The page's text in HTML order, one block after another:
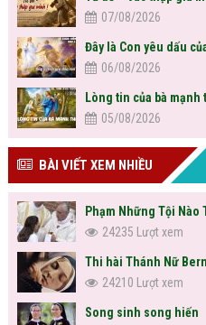
07/08/2026
Đây là Con yêu dấu
06/08/2026
Lòng tin của bà mạnh
05/08/2026
BÀI VIẾT XEM NHIỀU
Phạm Những Tội Nào
24235 Lượt xem
24210 Lượt xem
Song sinh song hiến